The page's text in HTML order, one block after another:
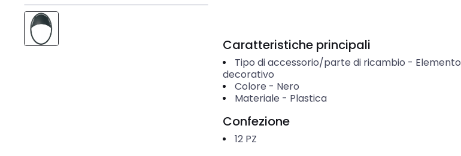
Caratteristiche principali
Tipo di accessorio/parte di ricambio - Elemento
decorativo
Colore - Nero
Materiale - Plastica
Confezione
12 PZ